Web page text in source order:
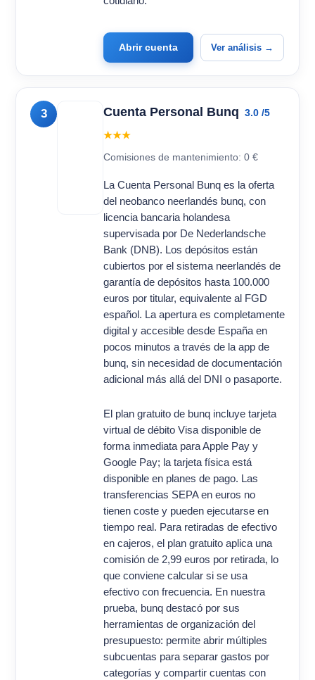
Abrir cuenta Ver análisis →
3 Cuenta Personal Bunq 3.0 /5
★★★
Comisiones de mantenimiento: 0 €
La Cuenta Personal Bunq es la oferta
del neobanco neerlandés bunq, con
licencia bancaria holandesa
supervisada por De Nederlandsche
Bank (DNB). Los depósitos están
cubiertos por el sistema neerlandés de
garantía de depósitos hasta 100.000
euros por titular, equivalente al FGD
español. La apertura es completamente
digital y accesible desde España en
pocos minutos a través de la app de
bunq, sin necesidad de documentación
adicional más allá del DNI o pasaporte.
El plan gratuito de bunq incluye tarjeta
virtual de débito Visa disponible de
forma inmediata para Apple Pay y
Google Pay; la tarjeta física está
disponible en planes de pago. Las
transferencias SEPA en euros no
tienen coste y pueden ejecutarse en
tiempo real. Para retiradas de efectivo
en cajeros, el plan gratuito aplica una
comisión de 2,99 euros por retirada, lo
que conviene calcular si se usa
efectivo con frecuencia. En nuestra
prueba, bunq destacó por sus
herramientas de organización del
presupuesto: permite abrir múltiples
subcuentas para separar gastos por
categorías y compartir cuentas con